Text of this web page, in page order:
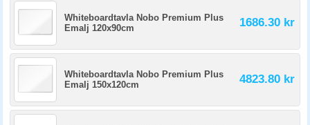
Whiteboardtavla Nobo Premium Plus
Emalj 120x90cm
1686.30 kr
Whiteboardtavla Nobo Premium Plus
Emalj 150x120cm
4823.80 kr